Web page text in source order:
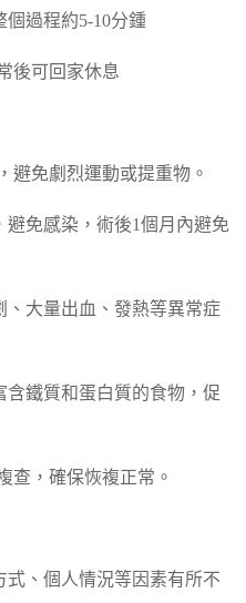
過程約5-10分鍾
後可回家休息
避免劇烈運動或提重物。
免感染，術後1個月內避免
大量出血、發熱等異常症
鐵質和蛋白質的食物，促
查，確保恢複正常。
式、個人情況等因素有所不